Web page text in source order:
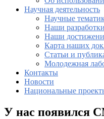
Научная деятельность
Научные
Наши разработки
Наши
Карта наших
Статьи и
Молодежная
Контакты
Новости
Национальные
У нас появился